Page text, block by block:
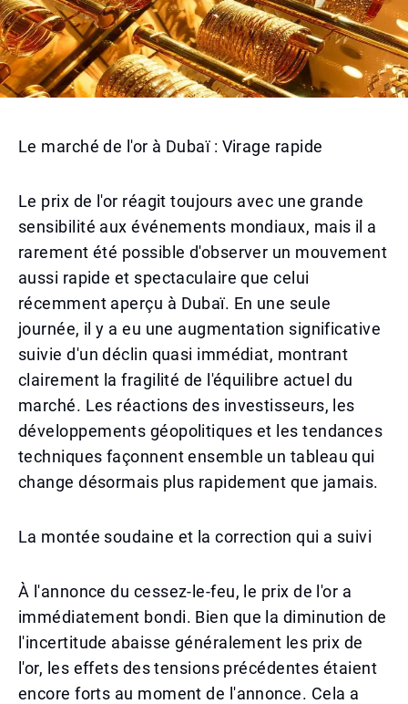
Le marché de l'or à Dubaï : Virage rapide
Le prix de l'or réagit toujours avec une grande
sensibilité aux événements mondiaux, mais il a
rarement été possible d'observer un mouvement
aussi rapide et spectaculaire que celui
récemment aperçu à Dubaï. En une seule
journée, il y a eu une augmentation significative
suivie d'un déclin quasi immédiat, montrant
clairement la fragilité de l'équilibre actuel du
marché. Les réactions des investisseurs, les
développements géopolitiques et les tendances
techniques façonnent ensemble un tableau qui
change désormais plus rapidement que jamais.
La montée soudaine et la correction qui a suivi
À l'annonce du cessez-le-feu, le prix de l'or a
immédiatement bondi. Bien que la diminution de
l'incertitude abaisse généralement les prix de
l'or, les effets des tensions précédentes étaient
encore forts au moment de l'annonce. Cela a